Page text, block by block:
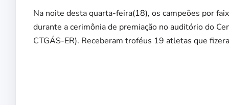
Na noite desta quarta-feira(18), os campeões por
durante a cerimônia de premiação no auditório do
CTGÁS-ER). Receberam troféus 19 atletas que